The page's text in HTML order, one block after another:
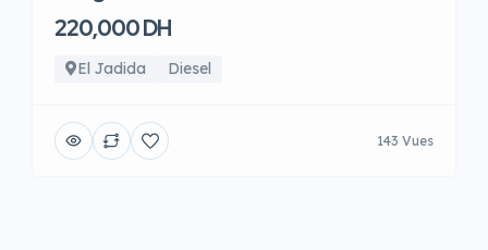
220,000 DH
El Jadida Diesel
143 Vues